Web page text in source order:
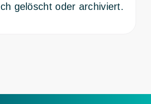
gelöscht oder archiviert.